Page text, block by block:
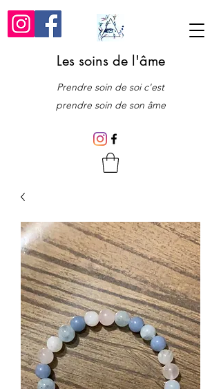
Les soins de l'âme
Prendre soin de soi c'est
prendre soin de son âme